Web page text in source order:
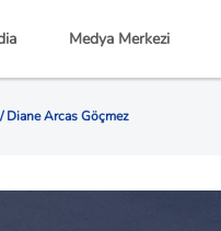
Medya Merkezi
Arcas Göçmez